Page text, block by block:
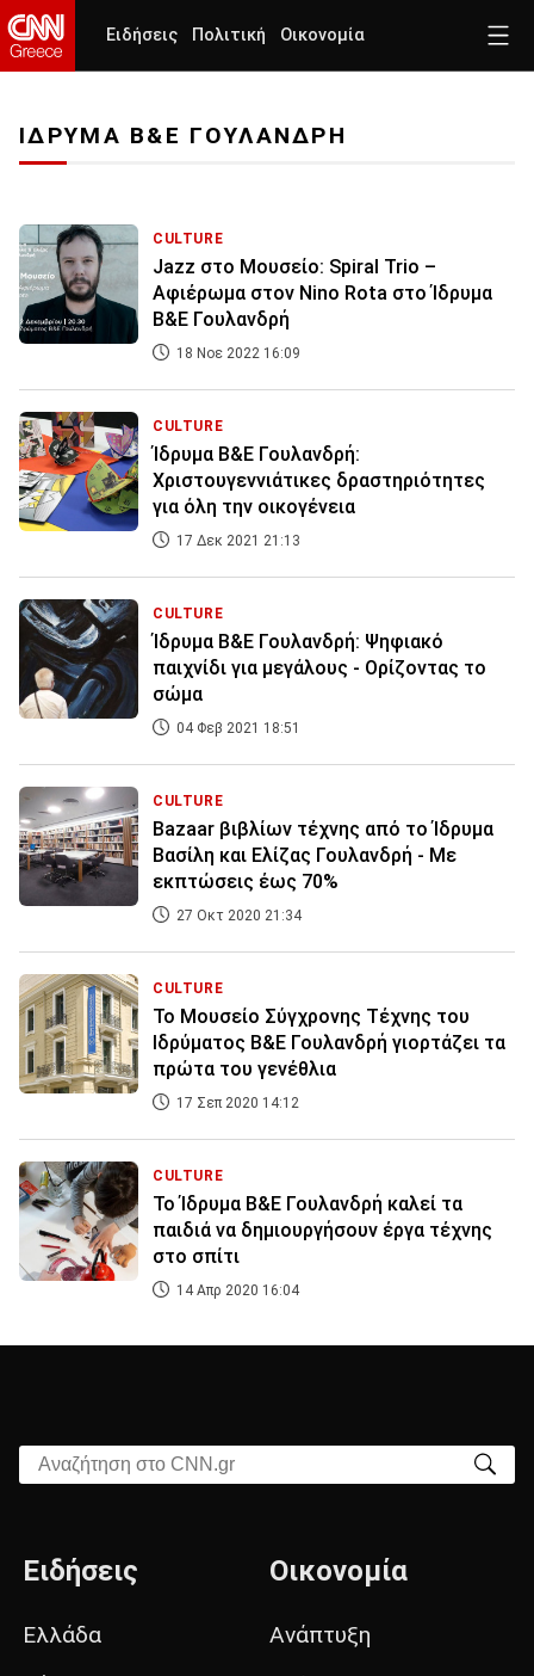
Ειδήσεις Πολιτική Οικονομία
ΙΔΡΥΜΑ Β&Ε ΓΟΥΛΑΝΔΡΗ
CULTURE
Jazz στο Μουσείο: Spiral Trio –
Αφιέρωμα στον Nino Rota στο Ίδρυμα
Β&Ε Γουλανδρή
18 Νοε 2022 16:09
CULTURE
Ίδρυμα Β&Ε Γουλανδρή:
Χριστουγεννιάτικες δραστηριότητες
για όλη την οικογένεια
17 Δεκ 2021 21:13
CULTURE
Ίδρυμα Β&Ε Γουλανδρή: Ψηφιακό
παιχνίδι για μεγάλους - Ορίζοντας το
σώμα
04 Φεβ 2021 18:51
CULTURE
Bazaar βιβλίων τέχνης από το Ίδρυμα
Βασίλη και Ελίζας Γουλανδρή - Με
εκπτώσεις έως 70%
27 Οκτ 2020 21:34
CULTURE
To Μουσείο Σύγχρονης Τέχνης του
Ιδρύματος Β&Ε Γουλανδρή γιορτάζει τα
πρώτα του γενέθλια
17 Σεπ 2020 14:12
CULTURE
Το Ίδρυμα Β&Ε Γουλανδρή καλεί τα
παιδιά να δημιουργήσουν έργα τέχνης
στο σπίτι
14 Απρ 2020 16:04
Αναζήτηση στο CNN.gr
Ειδήσεις
Ελλάδα
Οικονομία
Ανάπτυξη